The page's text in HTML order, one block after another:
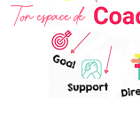
Ton espace de